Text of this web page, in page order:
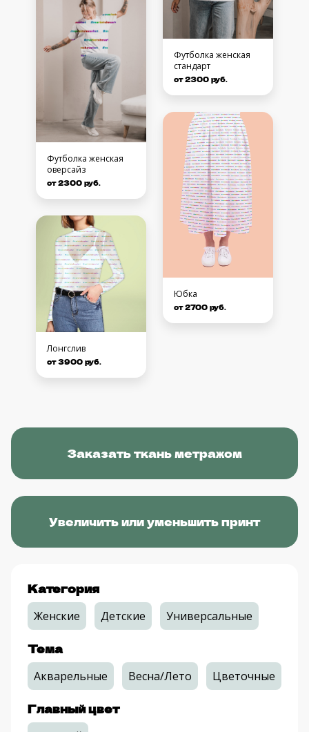
Футболка женская
оверсайз
от 2300 руб.
Лонгслив
от 3900 руб.
Футболка женская
стандарт
от 2300 руб.
Юбка
от 2700 руб.
Заказать ткань метражом
Увеличить или уменьшить принт
Категория
Женские Детские Универсальные
Тема
Акварельные Весна/Лето Цветочные
Главный цвет